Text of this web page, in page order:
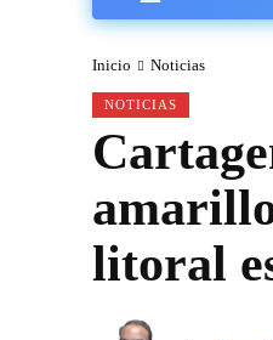
Inicio Noticias
NOTICIAS
litoral